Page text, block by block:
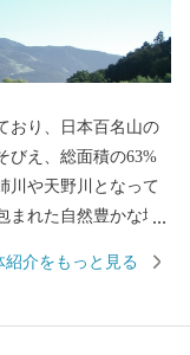
おり、日本百名山の
びえ、総面積の63%
川や天野川となって
れた自然豊かな地
い自然や貴重な動植
紹介をもっと見る